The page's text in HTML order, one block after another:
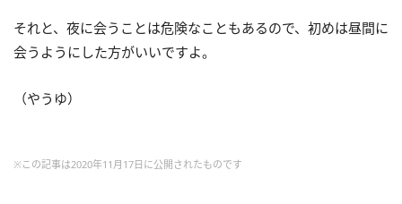
それと、夜に会うことは危険なこともあるので、初めは昼間に
会うようにした方がいいですよ。
（やうゆ）
※この記事は2020年11月17日に公開されたものです